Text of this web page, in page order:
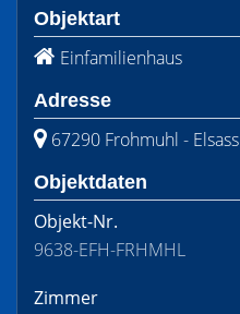
Objektart
Einfamilienhaus
Adresse
67290 Frohmuhl - Elsass
Objektdaten
Objekt-Nr.
9638-EFH-FRHMHL
Zimmer